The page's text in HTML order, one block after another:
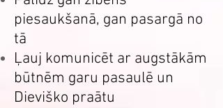
piesaukšanā, gan pasargā no
tā
Ļauj komunicēt ar augstākām
būtnēm garu pasaulē un
Dieviško praātu